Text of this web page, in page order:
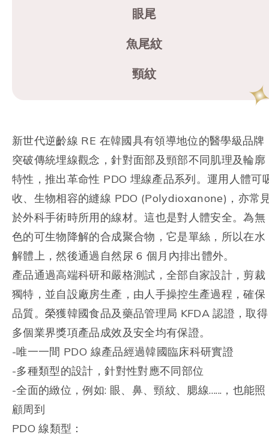
眼尾
魚尾紋
頸紋
新世代逆齡線 RE 在韓國具有領導地位的醫學級品牌
突破傳統埋線觀念，針對面部及頸部不同肌理及輪廓
特性，推出革命性 PDO 埋線產品系列。運用人體可
收、生物相容的縫線 PDO (Polydioxanone)，亦常
於外科手術時所用的線材。這也是對人體安全。為無
色的可生物降解的合成聚合物，它是單絲，所以在水
解體上，然後通過自然尿 6 個月內排出體外。
產品通過高端科研和嚴格測試，全部自家設計，剪裁
獨特，並自設廠房生產，由人手操控生產過程，確保
品質。榮獲韓國食品及藥品管理局 KFDA 認證，取得
多個業界獎項產品成效及安全均有保證。
-唯一一間 PDO 線產品經過韓國臨床科研實證
-多種類型的設計，針對性對應不同部位
-全面的緻位，例如: 眼、鼻、頸紋、腮線…...，也能照
顧周到
PDO 線類型：